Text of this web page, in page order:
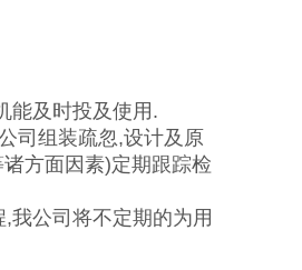
能及时投及使用.
司组装疏忽,设计及原
方面因素)定期跟踪检
我公司将不定期的为用